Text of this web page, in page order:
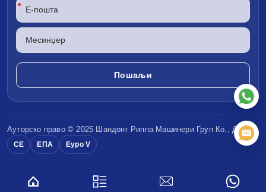
*
Ауторско право © 2025 Шандонг Риппа МашинериГруп Ко., ДОО
CE ЕПА Еуро V